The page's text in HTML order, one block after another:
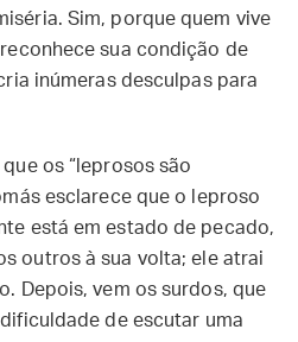
Sim, porque quem vive
sua condição de
inúmeras desculpas para
os “leprosos são
esclarece que o leproso
está em estado de pecado,
outros à sua volta; ele atrai
Depois, vem os surdos, que
de escutar uma